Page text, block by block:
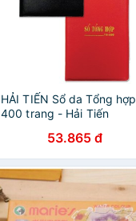
HẢI TIẾN Sổ da Tổng hợp
400 trang - Hải Tiến
53.865 đ